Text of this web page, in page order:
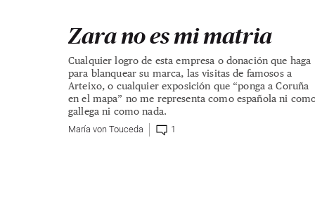
Zara no es mi matria
Cualquier logro de esta empresa o donación que haga
para blanquear su marca, las visitas de famosos a
Arteixo, o cualquier exposición que “ponga a Coruña
en el mapa” no me representa como española ni
gallega ni como nada.
María von Touceda 1